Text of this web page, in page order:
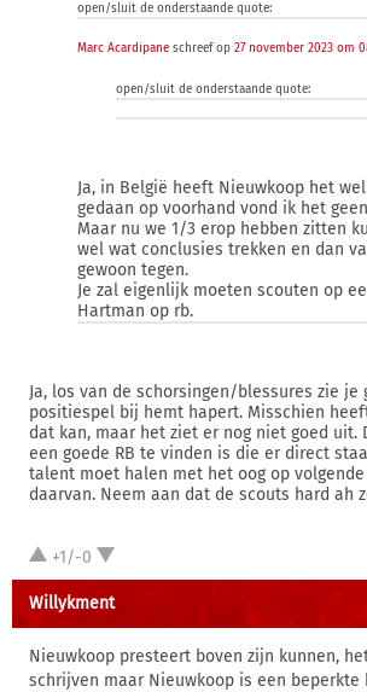
open/sluit de onderstaande quote:
Marc Acardipane schreef op 27 november 2023 om
open/sluit de onderstaande quote:
Ja, in België heeft Nieuwkoop het wel
gedaan op voorhand vond ik het
Maar nu we 1/3 erop hebben zitten
wel wat conclusies trekken en dan
gewoon tegen.
Je zal eigenlijk moeten scouten op
Hartman op rb.
Ja, los van de schorsingen/blessures zie je
positiespel bij hemt hapert. Misschien
dat kan, maar het ziet er nog niet goed uit.
een goede RB te vinden is die er direct
talent moet halen met het oog op
daarvan. Neem aan dat de scouts hard ah
+1/-0
Willykment
Nieuwkoop presteert boven zijn kunnen,
schrijven maar Nieuwkoop is een beperkte